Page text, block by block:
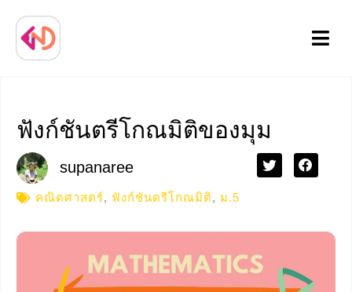
Menu
ฟังก์ชันตรีโกณมิติของมุม
supanaree
คณิตศาสตร์, ฟังก์ชันตรีโกณมิติ, ม.5